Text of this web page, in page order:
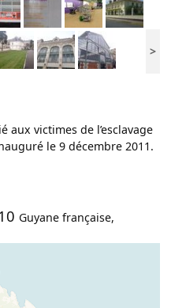
>
aux victimes de l’esclavage
le 9 décembre 2011.
Guyane française,